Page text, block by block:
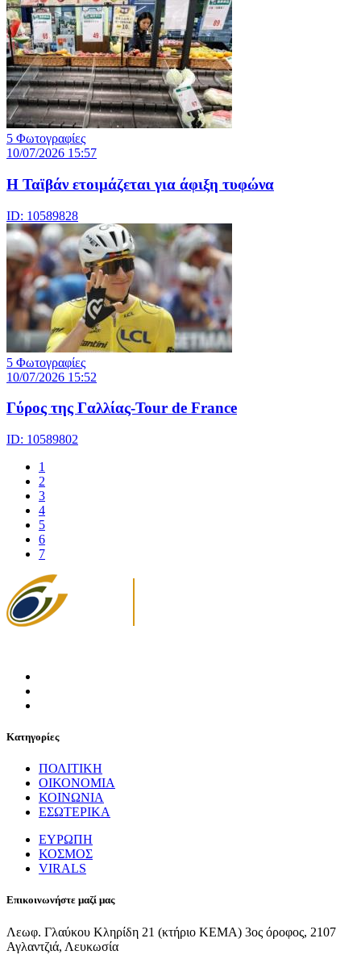
5 Φωτογραφίες
10/07/2026 15:57
Η Ταϊβάν ετοιμάζεται για άφιξη τυφώνα
ID: 10589828
5 Φωτογραφίες
10/07/2026 15:52
Γύρος της Γαλλίας-Tour de France
ID: 10589802
1
2
3
4
5
6
7
Κατηγορίες
ΠΟΛΙΤΙΚΗ
ΟΙΚΟΝΟΜΙΑ
ΚΟΙΝΩΝΙΑ
ΕΣΩΤΕΡΙΚΑ
ΕΥΡΩΠΗ
ΚΟΣΜΟΣ
VIRALS
Επικοινωνήστε μαζί μας
Λεωφ. Γλαύκου Κληρίδη 21 (κτήριο ΚΕΜΑ) 3ος όροφος, 2107
Αγλαντζιά, Λευκωσία